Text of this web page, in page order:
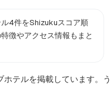
4件をShizukuスコア順
徴やアクセス情報もまと
テルを掲載しています。う